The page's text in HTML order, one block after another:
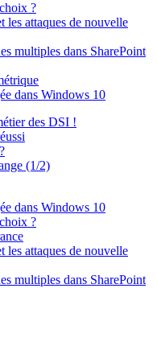
?
attaques de nouvelle
multiples dans SharePoint
dans Windows 10
des DSI !
(1/2)
dans Windows 10
?
attaques de nouvelle
multiples dans SharePoint